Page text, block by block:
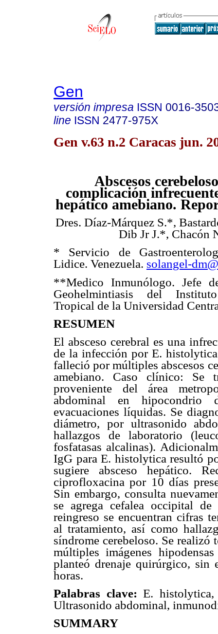
Gen
versión impresa ISSN 0016-
line ISSN 2477-975X
Gen v.63 n.2 Caracas jun.
Abscesos
complicación
hepático amebiano.
Dres. Díaz-Márquez S.*,
Dib Jr J.*, Chacón
* Servicio de
Lidice. Venezuela. solangel-
**Medico Inmunólogo. Jefe
Geohelmintiasis del
Tropical de la Universidad
RESUMEN
El absceso cerebral es una
de la infección por E.
falleció por múltiples abscesos
amebiano. Caso clínico: Se
proveniente del área
abdominal en hipocondrio
evacuaciones líquidas. Se
diámetro, por ultrasonido
hallazgos de laboratorio
fosfatasas alcalinas).
IgG para E. histolytica resultó
sugiere absceso hepático.
ciprofloxacina por 10 días
Sin embargo, consulta
se agrega cefalea occipital
reingreso se encuentran cifras
al tratamiento, así como
síndrome cerebeloso. Se realizó
múltiples imágenes
planteó drenaje quirúrgico, sin
horas.
Palabras clave: E. histolytica,
Ultrasonido abdominal,
SUMMARY